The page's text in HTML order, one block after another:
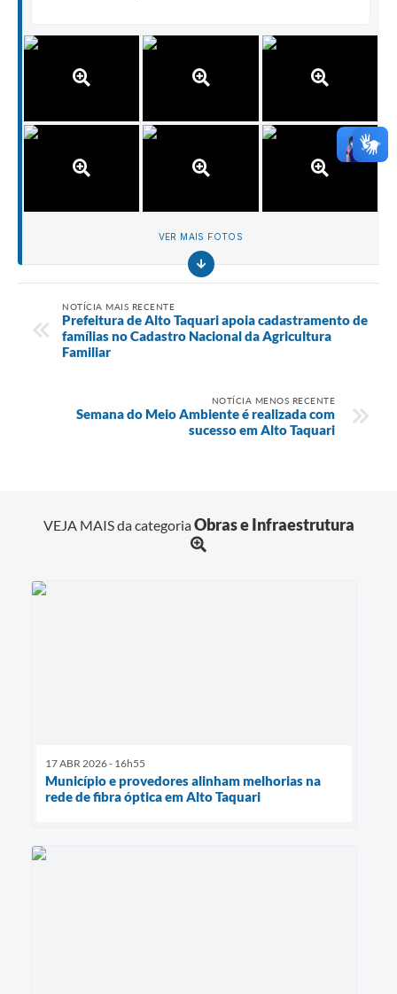
VER MAIS FOTOS
NOTÍCIA MAIS RECENTE
Prefeitura de Alto Taquari apoia cadastramento de
famílias no Cadastro Nacional da Agricultura
Familiar
NOTÍCIA MENOS RECENTE
Semana do Meio Ambiente é realizada com
sucesso em Alto Taquari
VEJA MAIS da categoriaObras e Infraestrutura
17 ABR 2026 - 16h55
Município e provedores alinham melhorias na
rede de fibra óptica em Alto Taquari